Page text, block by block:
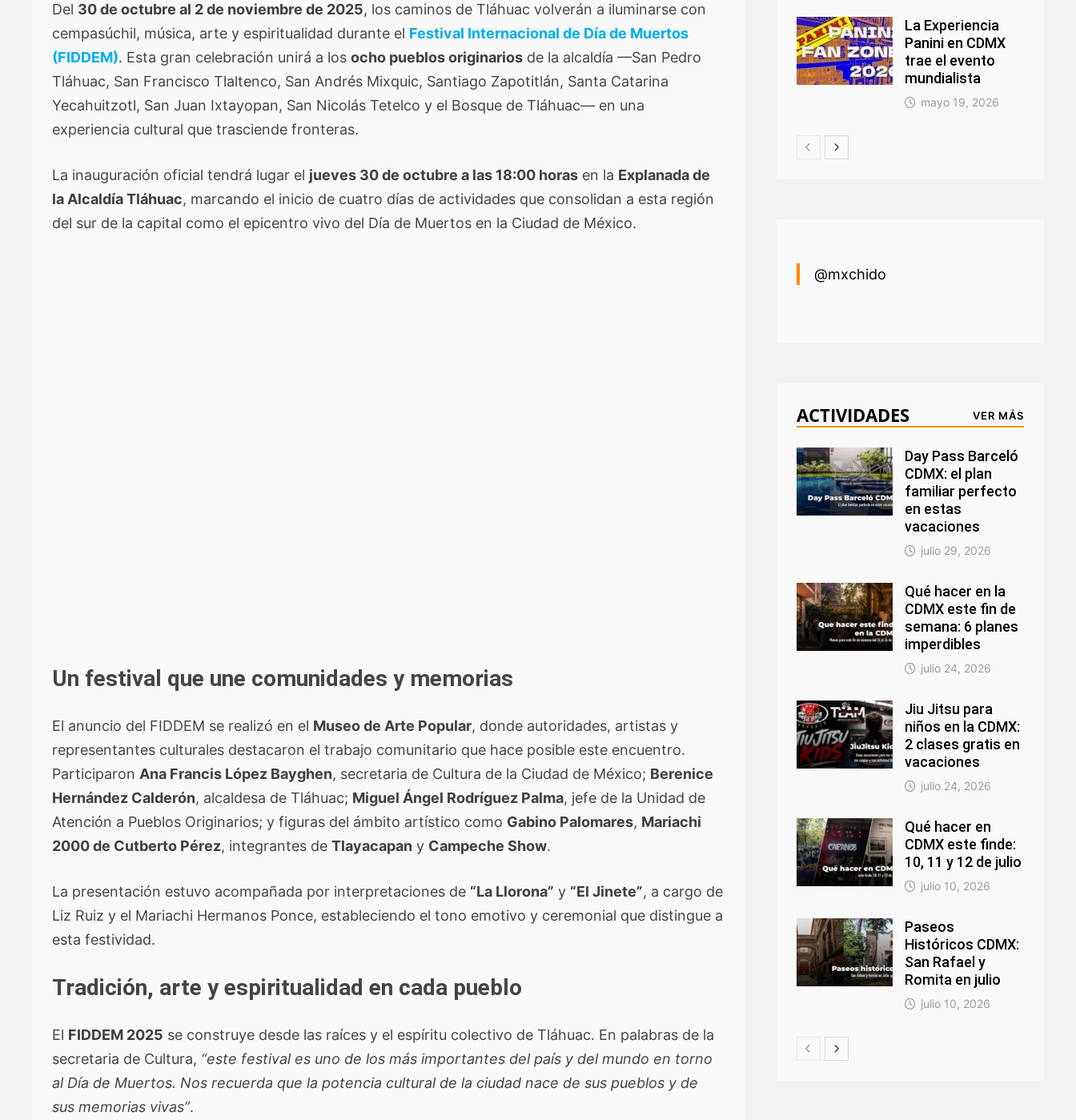
Del 30 de octubre al 2 de noviembre de 2025, los caminos de Tláhuac volverán a iluminarse con
cempasúchil, música, arte y espiritualidad durante el Festival Internacional de Día de Muertos
(FIDDEM). Esta gran celebración unirá a losocho pueblos originarios de la alcaldía —San Pedro
Tláhuac, San Francisco Tlaltenco, San Andrés Mixquic, Santiago Zapotitlán, Santa Catarina
Yecahuitzotl, San Juan Ixtayopan, San Nicolás Tetelco y el Bosque de Tláhuac— en una
experiencia cultural que trasciende fronteras.
La inauguración oficial tendrá lugar el jueves 30 de octubre a las 18:00 horas en la Explanada de
la Alcaldía Tláhuac, marcando el inicio de cuatro días de actividades que consolidan a esta región
del sur de la capital como el epicentro vivo del Día de Muertos en la Ciudad de México.
Un festival que une comunidades y memorias
El anuncio del FIDDEM se realizó en el Museo de Arte Popular, donde autoridades, artistas y
representantes culturales destacaron el trabajo comunitario que hace posible este encuentro.
Participaron Ana Francis López Bayghen, secretaria de Cultura de la Ciudad de México; Berenice
Hernández Calderón, alcaldesa de Tláhuac; Miguel Ángel Rodríguez Palma, jefe de la Unidad de
Atención a Pueblos Originarios; y figuras del ámbito artístico como Gabino Palomares, Mariachi
2000 de Cutberto Pérez, integrantes deTlayacapan y Campeche Show.
La presentación estuvo acompañada por interpretaciones de “La Llorona” y “El Jinete”, a cargo de
Liz Ruiz y el Mariachi Hermanos Ponce, estableciendo el tono emotivo y ceremonial que distingue a
esta festividad.
Tradición, arte y espiritualidad en cada pueblo
El FIDDEM 2025 se construye desde las raíces y el espíritu colectivo de Tláhuac. En palabras de la
secretaria de Cultura, “este festival es uno de los más importantes del país y del mundo en torno
al Día de Muertos. Nos recuerda que la potencia cultural de la ciudad nace de sus pueblos y de
sus memorias vivas”.
La Experiencia
Panini en CDMX
trae el evento
mundialista
mayo 19, 2026
@mxchido
ACTIVIDADES VER MÁS
Day Pass Barceló
CDMX: el plan
familiar perfecto
en estas
vacaciones
julio 29, 2026
Qué hacer en la
CDMX este fin de
semana: 6 planes
imperdibles
julio 24, 2026
Jiu Jitsu para
niños en la CDMX:
2 clases gratis en
vacaciones
julio 24, 2026
Qué hacer en
CDMX este finde:
10, 11 y 12 de julio
julio 10, 2026
Paseos
Históricos CDMX:
San Rafael y
Romita en julio
julio 10, 2026